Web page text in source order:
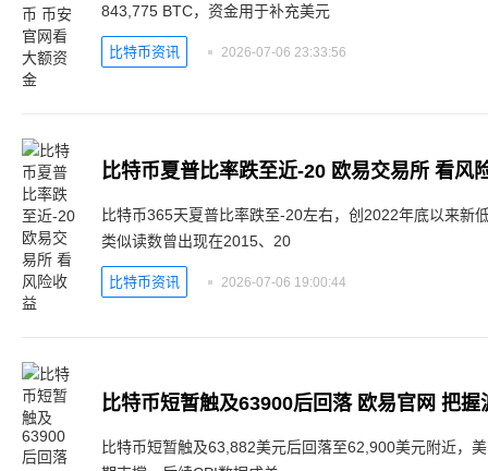
843,775 BTC，资金用于补充美元
比特币资讯 2026-07-06 23:33:56
比特币夏普比率跌至近-20 欧易交易所 看风
比特币365天夏普比率跌至-20左右，创2022年底以来新
类似读数曾出现在2015、20
比特币资讯 2026-07-06 19:00:44
比特币短暂触及63900后回落 欧易官网 把握
比特币短暂触及63,882美元后回落至62,900美元附近，